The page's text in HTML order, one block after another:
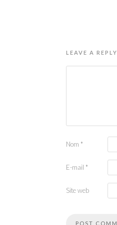
LEAVE A REPLY
Nom *
E-mail *
Site web